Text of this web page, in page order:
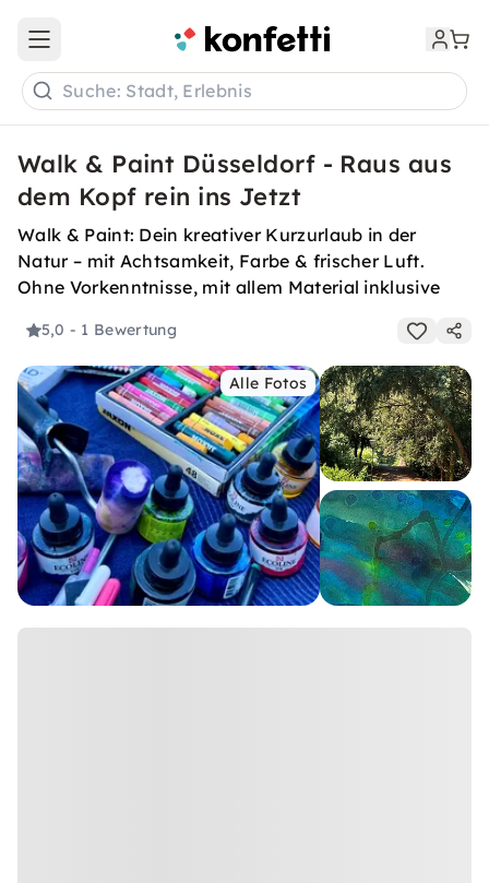
Open main menu
Suche: Stadt, Erlebnis
Walk & Paint Düsseldorf - Raus aus
dem Kopf rein ins Jetzt
Walk & Paint: Dein kreativer Kurzurlaub in der
Natur – mit Achtsamkeit, Farbe & frischer Luft.
Ohne Vorkenntnisse, mit allem Material inklusive
5,0 - 1 Bewertung
Alle Fotos